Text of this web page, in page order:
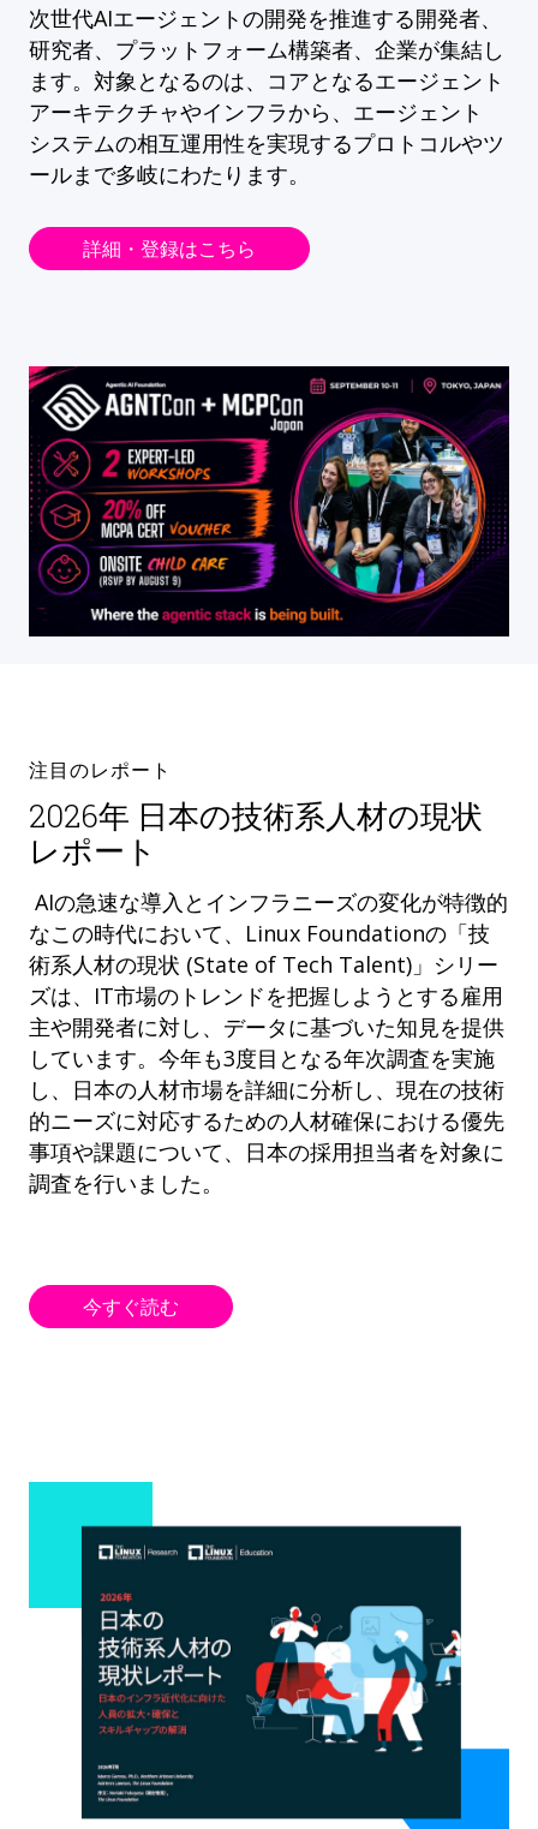
次世代AIエージェントの開発を推進する開発者、
研究者、プラットフォーム構築者、企業が集結し
ます。対象となるのは、コアとなるエージェント
アーキテクチャやインフラから、エージェント
システムの相互運用性を実現するプロトコルやツ
ールまで多岐にわたります。
詳細・登録はこちら
注目のレポート
2026年 日本の技術系人材の現状
レポート
AIの急速な導入とインフラニーズの変化が特徴的
なこの時代において、Linux Foundationの「技
術系人材の現状 (State of Tech Talent)」シリー
ズは、IT市場のトレンドを把握しようとする雇用
主や開発者に対し、データに基づいた知見を提供
しています。今年も3度目となる年次調査を実施
し、日本の人材市場を詳細に分析し、現在の技術
的ニーズに対応するための人材確保における優先
事項や課題について、日本の採用担当者を対象に
調査を行いました。
今すぐ読む